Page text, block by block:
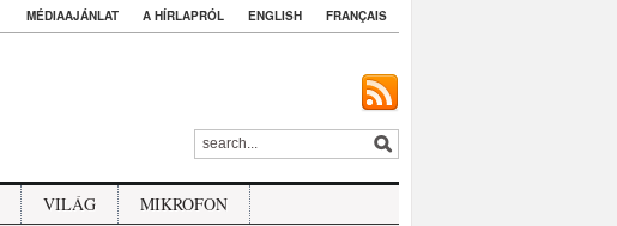
MÉDIAAJÁNLAT A HÍRLAPRÓL ENGLISH FRANÇAIS
VILÁG MIKROFON